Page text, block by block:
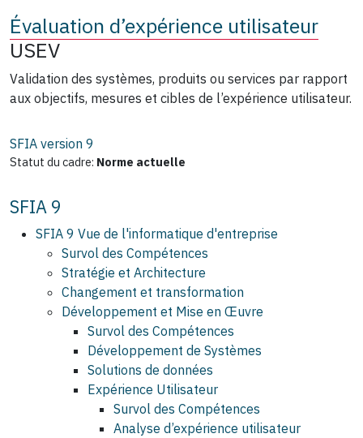
Évaluation d’expérience utilisateur
USEV
Validation des systèmes, produits ou services par rapport
aux objectifs, mesures et cibles de l’expérience utilisateur.
SFIA version 9
Statut du cadre: Norme actuelle
SFIA 9
SFIA 9 Vue de l'informatique d'entreprise
Survol des Compétences
Stratégie et Architecture
Changement et transformation
Développement et Mise en Œuvre
Survol des Compétences
Développement de Systèmes
Solutions de données
Expérience Utilisateur
Survol des Compétences
Analyse d’expérience utilisateur